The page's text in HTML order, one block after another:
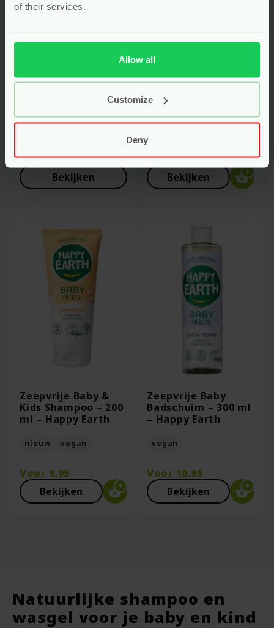
of their services.
Allow all
Customize
Deny
Hydrofiele Luiers –
Biologisch Katoen
Grünspecht
Voor16.95
Bekijken
Crème Olie Wasgel
Baby & Kids – 200 ml
Voor10.95
Bekijken
Zeepvrije Baby &
Kids Shampoo – 200
ml – Happy Earth
nieuw vegan
Voor 9.95
Bekijken
Zeepvrije Baby
Badschuim – 300 ml
– Happy Earth
vegan
Voor 10.95
Bekijken
Natuurlijke shampoo en
wasgel voor je baby en kind